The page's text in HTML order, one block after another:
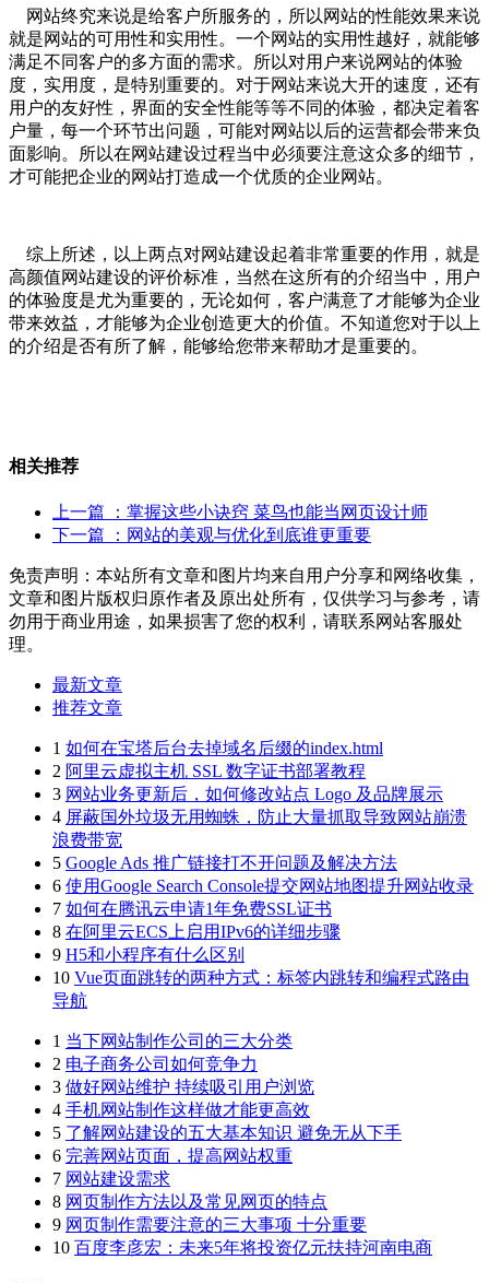
网站终究来说是给客户所服务的，所以网站的性能效果来说
就是网站的可用性和实用性。一个网站的实用性越好，就能够
满足不同客户的多方面的需求。所以对用户来说网站的体验
度，实用度，是特别重要的。对于网站来说大开的速度，还有
用户的友好性，界面的安全性能等等不同的体验，都决定着客
户量，每一个环节出问题，可能对网站以后的运营都会带来负
面影响。所以在网站建设过程当中必须要注意这众多的细节，
才可能把企业的网站打造成一个优质的企业网站。
综上所述，以上两点对网站建设起着非常重要的作用，就是
高颜值网站建设的评价标准，当然在这所有的介绍当中，用户
的体验度是尤为重要的，无论如何，客户满意了才能够为企业
带来效益，才能够为企业创造更大的价值。不知道您对于以上
的介绍是否有所了解，能够给您带来帮助才是重要的。
相关推荐
上一篇
：掌握这些小诀窍 菜鸟也能当网页设计师
下一篇
：网站的美观与优化到底谁更重要
免责声明：本站所有文章和图片均来自用户分享和网络收集，
文章和图片版权归原作者及原出处所有，仅供学习与参考，请
勿用于商业用途，如果损害了您的权利，请联系网站客服处
理。
最新文章
推荐文章
1 如何在宝塔后台去掉域名后缀的index.html
2 阿里云虚拟主机 SSL 数字证书部署教程
3 网站业务更新后，如何修改站点 Logo 及品牌展示
4 屏蔽国外垃圾无用蜘蛛，防止大量抓取导致网站崩溃
浪费带宽
5 Google Ads 推广链接打不开问题及解决方法
6 使用Google Search Console提交网站地图提升网站收录
7 如何在腾讯云申请1年免费SSL证书
8 在阿里云ECS上启用IPv6的详细步骤
9 H5和小程序有什么区别
10 Vue页面跳转的两种方式：标签内跳转和编程式路由
导航
1 当下网站制作公司的三大分类
2 电子商务公司如何竞争力
3 做好网站维护 持续吸引用户浏览
4 手机网站制作这样做才能更高效
5 了解网站建设的五大基本知识 避免无从下手
6 完善网站页面，提高网站权重
7 网站建设需求
8 网页制作方法以及常见网页的特点
9 网页制作需要注意的三大事项 十分重要
10 百度李彦宏：未来5年将投资亿元扶持河南电商